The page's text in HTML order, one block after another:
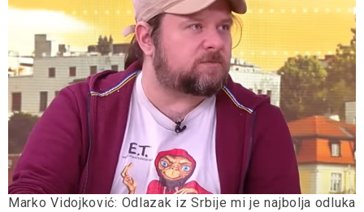
Marko Vidojković: Odlazak iz Srbije mi je najbolja odluka